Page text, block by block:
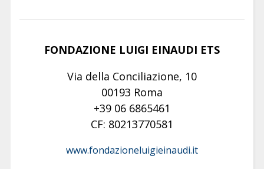
FONDAZIONE LUIGI EINAUDI ETS
Via della Conciliazione, 10
00193 Roma
+39 06 6865461
CF: 80213770581
www.fondazioneluigieinaudi.it